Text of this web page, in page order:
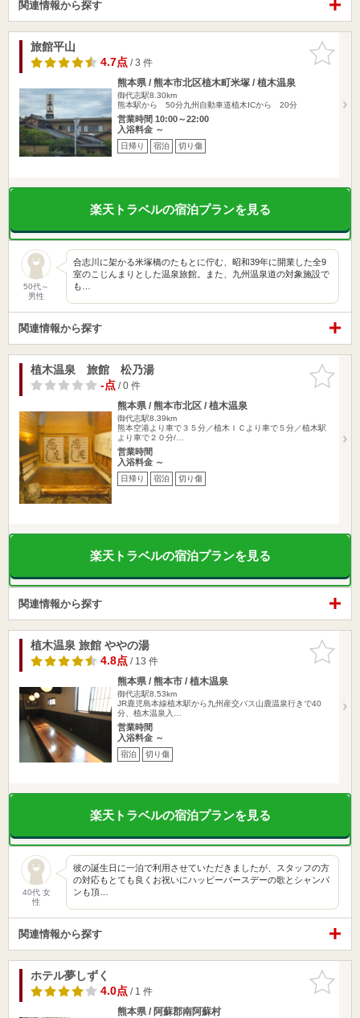
関連情報から探す
お気に入
りに追加
旅館平山
4.7点/ 3 件
熊本県 / 熊本市北区植木町米塚 / 植木温泉
御代志駅8.30km
熊本駅から 50分九州自動車道植木ICから 20分
営業時間 10:00～22:00
入浴料金 ～
日帰り 宿泊 切り傷
楽天トラベルの宿泊プランを見る
50代～
男性
合志川に架かる米塚橋のたもとに佇む、昭和39年に開業した全9
室のこじんまりとした温泉旅館。また、九州温泉道の対象施設で
も…
関連情報から探す
お気に入
りに追加
植木温泉 旅館 松乃湯
-点/ 0 件
熊本県 / 熊本市北区 / 植木温泉
御代志駅8.39km
熊本空港より車で３５分／植木ＩＣより車で５分／植木駅
より車で２０分/…
営業時間
入浴料金 ～
日帰り 宿泊 切り傷
楽天トラベルの宿泊プランを見る
関連情報から探す
お気に入
りに追加
植木温泉 旅館 ややの湯
4.8点/ 13 件
熊本県 / 熊本市 / 植木温泉
御代志駅8.53km
JR鹿児島本線植木駅から九州産交バス山鹿温泉行きで40
分、植木温泉入…
営業時間
入浴料金 ～
宿泊 切り傷
楽天トラベルの宿泊プランを見る
40代 女
性
彼の誕生日に一泊で利用させていただきましたが、スタッフの方
の対応もとても良くお祝いにハッピーバースデーの歌とシャンパ
ンも頂…
関連情報から探す
お気に入
りに追加
ホテル夢しずく
4.0点/ 1 件
熊本県 / 阿蘇郡南阿蘇村